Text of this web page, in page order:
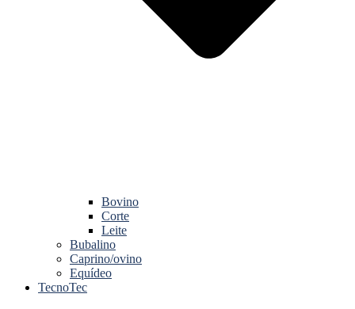
Bovino
Corte
Leite
Bubalino
Caprino/ovino
Equídeo
TecnoTec